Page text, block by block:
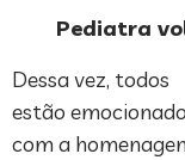
Pediatra
Dessa vez, todos
estão
com a